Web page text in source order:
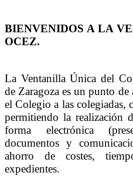
BIENVENIDOS A LA
OCEZ.
La Ventanilla Única del
de Zaragoza es un punto de
el Colegio a las colegiadas,
permitiendo la realización
forma electrónica
documentos y
ahorro de costes,
expedientes.